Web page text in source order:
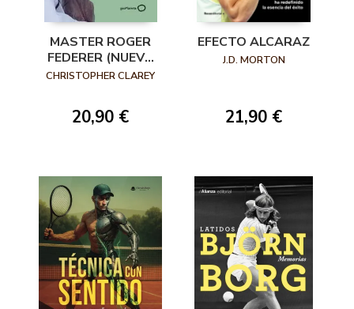
MASTER ROGER
FEDERER (NUEVA
PRESENTACIÓN)
CHRISTOPHER CLAREY
20,90 €
EFECTO ALCARAZ
J.D. MORTON
21,90 €